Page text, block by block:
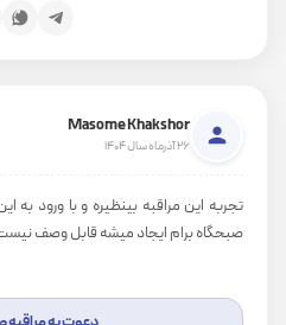
Masome Khakshor
26 آذرماه سال 1404
تجربه این مراقبه بینظیره و با ورود
صبحگاه برام ایجاد میشه قابل وصف